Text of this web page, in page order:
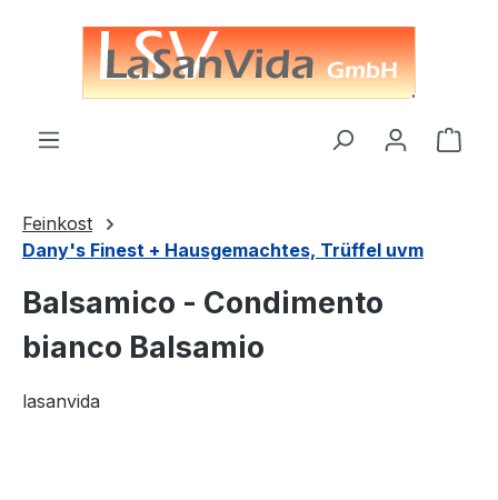
springen
Feinkost
Dany's Finest + Hausgemachtes, Trüffel uvm
Balsamico - Condimento
bianco Balsamio
lasanvida